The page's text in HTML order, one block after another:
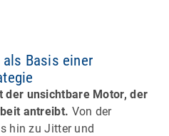
Basis einer
unsichtbare Motor, der
antreibt. Von der
hin zu Jitter und